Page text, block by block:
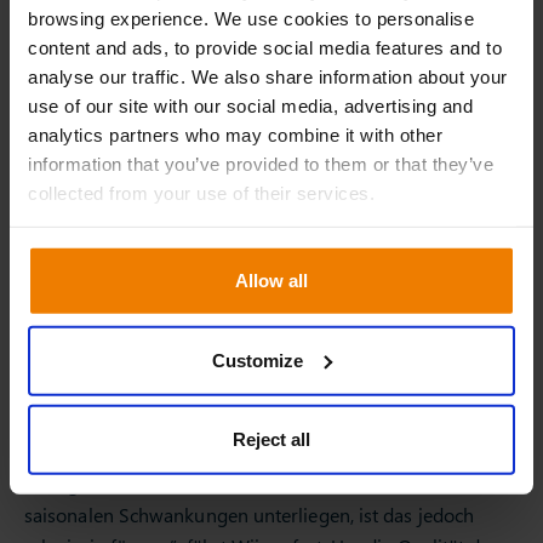
browsing experience. We use cookies to personalise
content and ads, to provide social media features and to
analyse our traffic. We also share information about your
use of our site with our social media, advertising and
analytics partners who may combine it with other
information that you’ve provided to them or that they’ve
collected from your use of their services.
Allow all
Customize
Reject all
Dekorationsmaterialien für den Blumen- und
Pflanzensektor. „Kunden können für alles zu uns kommen,
außer für die eigentlichen Blumen und Pflanzen”, sagt
Wijma. Die Produktpalette für den Großhandel wächst um
durchschnittlich 5 Prozent und das Unternehmen bietet
über 19.000 Artikel an. Davon sind etwa 12.000 SKUs in
gelagert.
Saisonalität
„Aufgrund des Wachstums hatten wir durch das hohe
Bestandsvolumen das Risiko, dass wir unsere
richtigen Produkte jederzeit vorrätig haben, ist das kein
allzu großes Problem. Da 40 Prozent unseres Sortiments
saisonalen Schwankungen unterliegen, ist das jedoch